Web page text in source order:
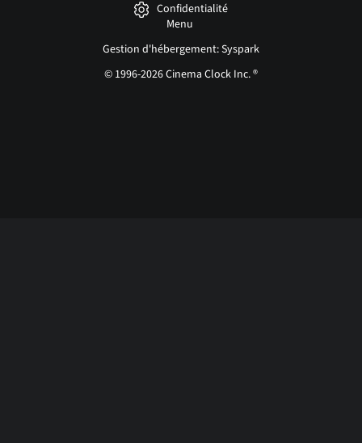
Confidentialité
Menu
Gestion d'hébergement: Syspark
© 1996-2026 Cinema Clock Inc. ®